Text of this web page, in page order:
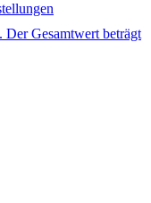
Der Gesamtwert beträgt